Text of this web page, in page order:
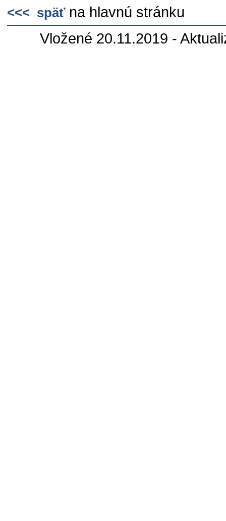
<<< späťna hlavnú stránku
Vložené 20.11.2019 -